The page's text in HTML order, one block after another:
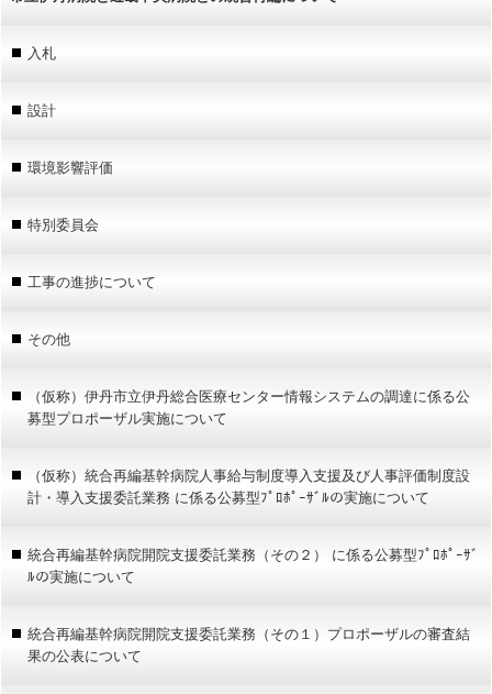
入札
設計
環境影響評価
特別委員会
工事の進捗について
その他
（仮称）伊丹市立伊丹総合医療センター情報システムの調達に係る公
募型プロポーザル実施について
（仮称）統合再編基幹病院人事給与制度導入支援及び人事評価制度設
計・導入支援委託業務 に係る公募型ﾌﾟﾛﾎﾟｰｻﾞﾙの実施について
統合再編基幹病院開院支援委託業務（その２） に係る公募型ﾌﾟﾛﾎﾟｰｻﾞ
ﾙの実施について
統合再編基幹病院開院支援委託業務（その１）プロポーザルの審査結
果の公表について